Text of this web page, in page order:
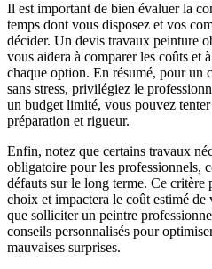
Il est important de bien évaluer la
temps dont vous disposez et vos
décider. Un devis travaux peinture
vous aidera à comparer les coûts et
chaque option. En résumé, pour un
sans stress, privilégiez le
un budget limité, vous pouvez
préparation et rigueur.
Enfin, notez que certains travaux
obligatoire pour les professionnels,
défauts sur le long terme. Ce critère
choix et impactera le coût estimé de
que solliciter un peintre
conseils personnalisés pour
mauvaises surprises.